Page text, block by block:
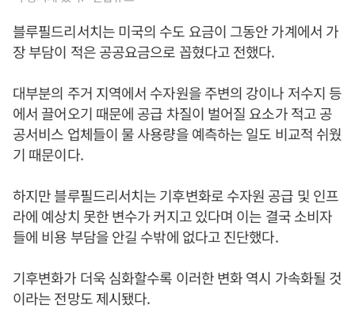
블루필드리서치는 미국의 수도 요금이 그동안 가계에서 가
장 부담이 적은 공공요금으로 꼽혔다고 전했다.
대부분의 주거 지역에서 수자원을 주변의 강이나 저수지 등
에서 끌어오기 때문에 공급 차질이 벌어질 요소가 적고 공
공서비스 업체들이 물 사용량을 예측하는 일도 비교적 쉬웠
기 때문이다.
하지만 블루필드리서치는 기후변화로 수자원 공급 및 인프
라에 예상치 못한 변수가 커지고 있다며 이는 결국 소비자
들에 비용 부담을 안길 수밖에 없다고 진단했다.
기후변화가 더욱 심화할수록 이러한 변화 역시 가속화될 것
이라는 전망도 제시됐다.